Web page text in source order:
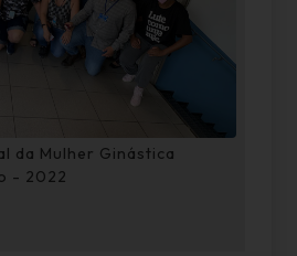
da Mulher Ginástica
- 2022